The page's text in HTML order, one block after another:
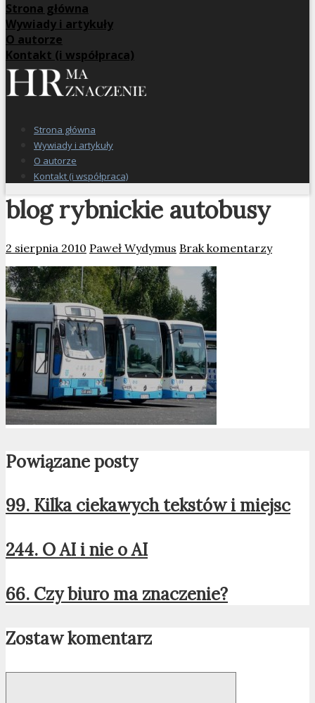
Strona główna
Wywiady i artykuły
O autorze
Kontakt (i współpraca)
Strona główna
Wywiady i artykuły
O autorze
Kontakt (i współpraca)
blog rybnickie autobusy
2 sierpnia 2010 Paweł Wydymus Brak komentarzy
Powiązane posty
99. Kilka ciekawych tekstów i miejsc
244. O AI i nie o AI
66. Czy biuro ma znaczenie?
Zostaw komentarz